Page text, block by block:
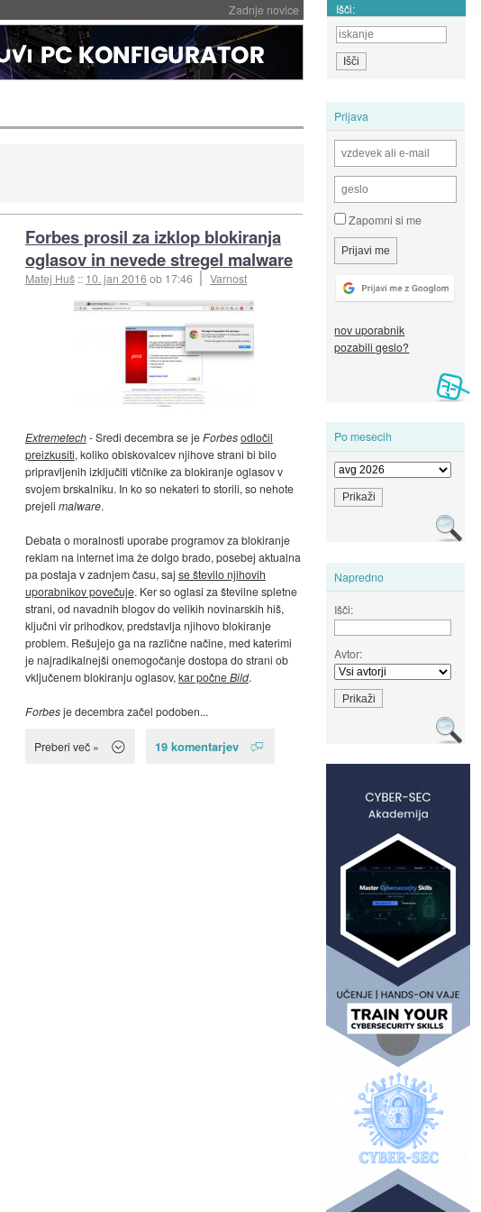
Zadnje novice Išči:
Prijava
Zapomni si me
nov uporabnik
pozabili geslo?
Po mesecih
Napredno
Išči:
Avtor:
Forbes prosil za izklop blokiranja
oglasov in nevede stregel malware
Matej Huš :: 10. jan 2016ob 17:46 Varnost
Extremetech- Sredi decembra se jeForbesodločil
preizkusiti, koliko obiskovalcev njihove strani bi bilo
pripravljenih izključiti vtičnike za blokiranje oglasov v
svojem brskalniku. In ko so nekateri to storili, so nehote
prejeli malware.
Debata o moralnosti uporabe programov za blokiranje
reklam na internet ima že dolgo brado, posebej aktualna
pa postaja v zadnjem času, saj se število njihovih
uporabnikov povečuje. Ker so oglasi za številne spletne
strani, od navadnih blogov do velikih novinarskih hiš,
ključni vir prihodkov, predstavlja njihovo blokiranje
problem. Rešujejo ga na različne načine, med katerimi
je najradikalnejši onemogočanje dostopa do strani ob
vključenem blokiranju oglasov, kar počneBild.
Forbesje decembra začel podoben...
Preberi več » 19 komentarjev